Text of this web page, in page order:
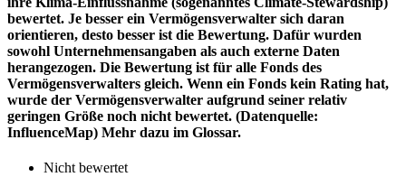
bewertet. Je besser ein Vermögensverwalter sich daran
orientieren, desto besser ist die Bewertung. Dafür wurden
sowohl Unternehmensangaben als auch externe Daten
herangezogen. Die Bewertung ist für alle Fonds des
Vermögensverwalters gleich. Wenn ein Fonds kein Rating hat,
wurde der Vermögensverwalter aufgrund seiner relativ
geringen Größe noch nicht bewertet. (Datenquelle:
InfluenceMap) Mehr dazu im Glossar.
Nicht bewertet